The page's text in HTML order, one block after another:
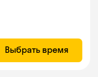
Выбрать время